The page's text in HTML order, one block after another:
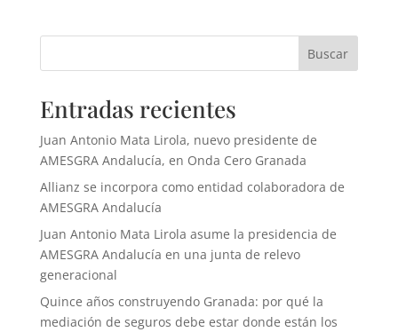
Buscar
Entradas recientes
Juan Antonio Mata Lirola, nuevo presidente de
AMESGRA Andalucía, en Onda Cero Granada
Allianz se incorpora como entidad colaboradora de
AMESGRA Andalucía
Juan Antonio Mata Lirola asume la presidencia de
AMESGRA Andalucía en una junta de relevo
generacional
Quince años construyendo Granada: por qué la
mediación de seguros debe estar donde están los